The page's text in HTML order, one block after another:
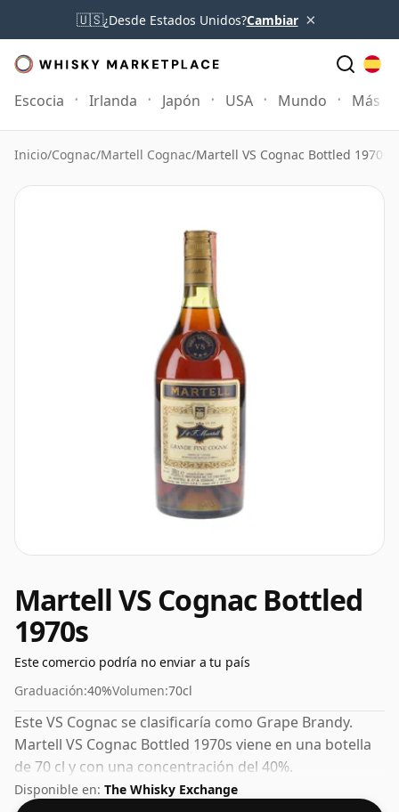
🇺🇸¿Desde Estados Unidos?Cambiar ×
Escocia Irlanda Japón USA Mundo Más
Inicio/Cognac/Martell Cognac/Martell VS Cognac Bottled 1970s
Martell VS Cognac Bottled
1970s
Este comercio podría no enviar a tu país
Graduación:40%Volumen:70cl
Este VS Cognac se clasificaría como Grape Brandy.
Martell VS Cognac Bottled 1970s viene en una botella
de 70 cl y con una concentración del 40%.
Disponible en: The Whisky Exchange